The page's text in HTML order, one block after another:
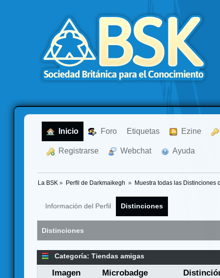
Inicio Foro Etiquetas Ezine
Registrarse Webchat Ayuda
La BSK » Perfil de Darkmaikegh » Muestra todas las Distinciones
Información del Perfil Distinciones
Distinciones
Categoría: Tiendas amigas
Imagen Microbadge